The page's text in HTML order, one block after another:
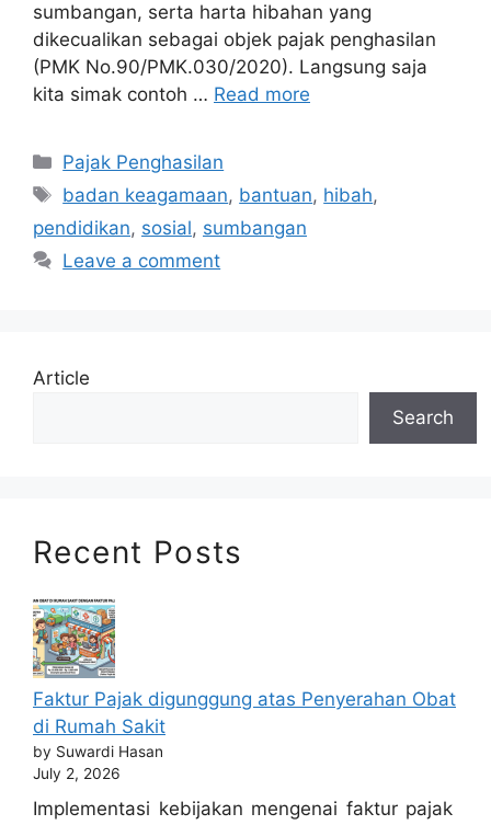
sumbangan, serta harta hibahan yang
dikecualikan sebagai objek pajak penghasilan
(PMK No.90/PMK.030/2020). Langsung saja
kita simak contoh … Read more
Categories
Pajak Penghasilan
Tags
badan keagamaan, bantuan, hibah,
pendidikan, sosial, sumbangan
Leave a comment
Article
Search
Recent Posts
Faktur Pajak digunggung atas Penyerahan Obat
di Rumah Sakit
by Suwardi Hasan
July 2, 2026
Implementasi kebijakan mengenai faktur pajak